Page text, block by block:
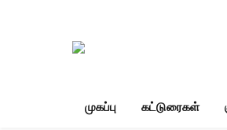
முகப்பு கட்டுரைகள்